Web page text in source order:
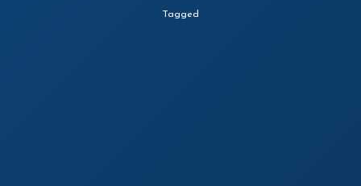
Tagged